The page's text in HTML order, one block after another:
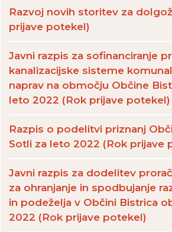
Razvoj novih storitev za
prijave potekel)
Javni razpis za sofinanciranje
kanalizacijske sisteme
naprav na območju Občine
leto 2022 (Rok prijave potekel)
Razpis o podelitvi priznanj
Sotli za leto 2022 (Rok prijave
Javni razpis za dodelitev
za ohranjanje in spodbujanje
in podeželja v Občini Bistrica
2022 (Rok prijave potekel)